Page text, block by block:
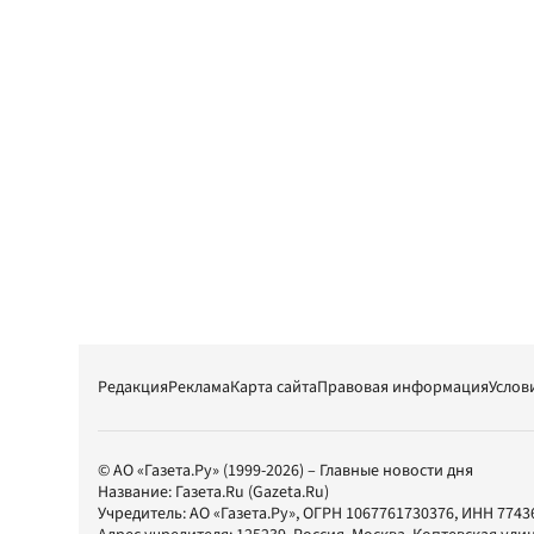
РедакцияРекламаКарта сайтаПравовая информация
© АО «Газета.Ру» (1999-2026) – Главные новости дня
Название: Газета.Ru (Gazeta.Ru)
Учредитель:АО «Газета.Ру», ОГРН 1067761730376, ИНН